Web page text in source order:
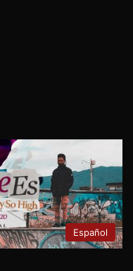
Español